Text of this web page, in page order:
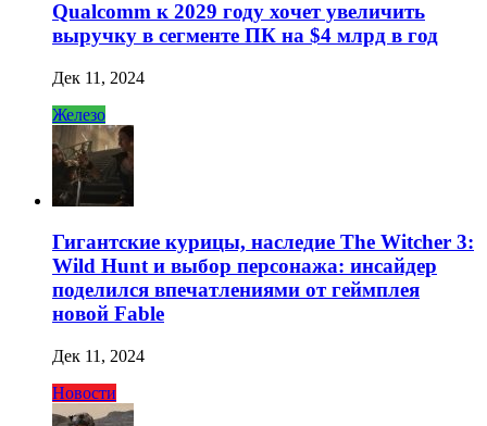
Qualcomm к 2029 году хочет увеличить
выручку в сегменте ПК на $4 млрд в год
Дек 11, 2024
Железо
Гигантские курицы, наследие The Witcher 3:
Wild Hunt и выбор персонажа: инсайдер
поделился впечатлениями от геймплея
новой Fable
Дек 11, 2024
Новости